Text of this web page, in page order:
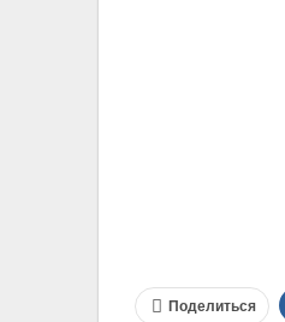
Поделиться